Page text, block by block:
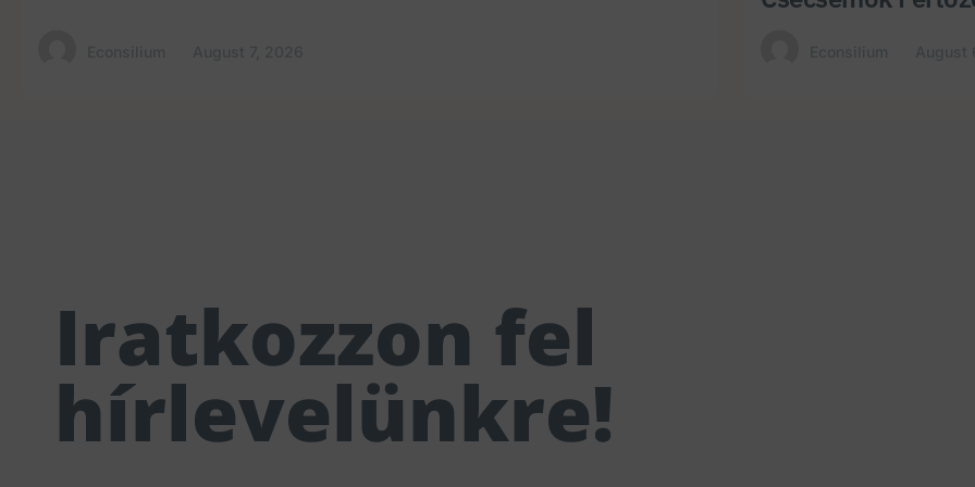
Iratkozzon fel
hírlevelünkre!